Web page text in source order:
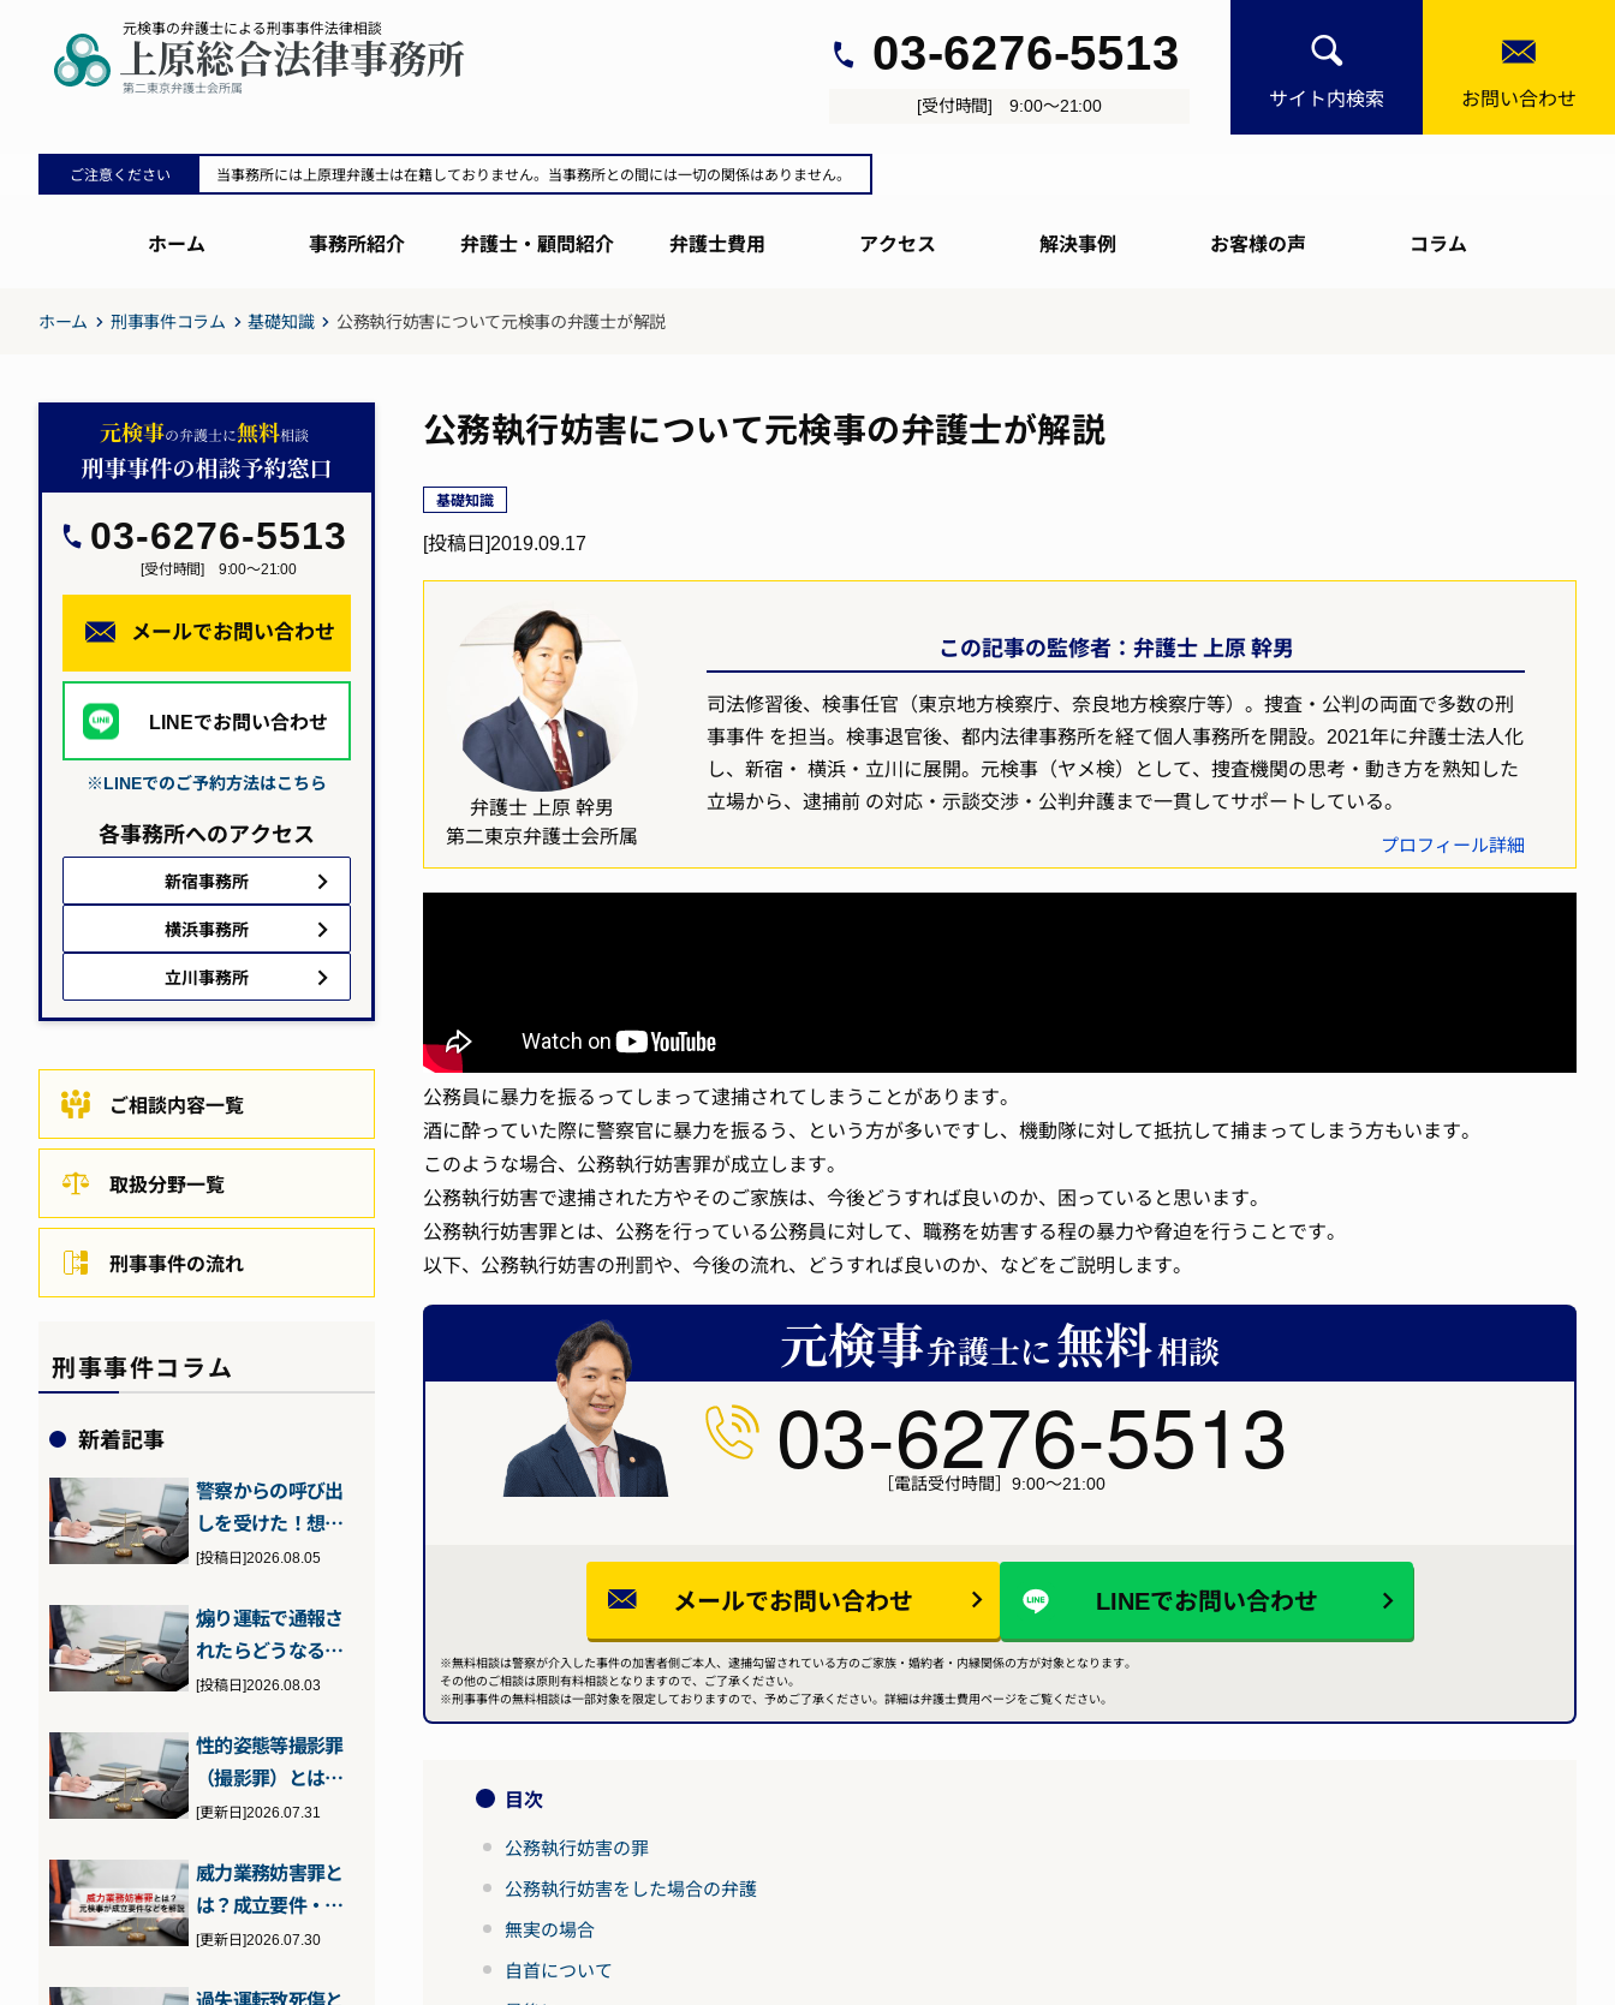
03-6276-5513
[受付時間] 9:00～21:00 サイト内検索 お問い合わせ
ご注意ください 当事務所には上原理弁護士は在籍しておりません。当事務所との間には一切の関係はありません。
ホーム 事務所紹介 弁護士・顧問紹介 弁護士費用 アクセス 解決事例 お客様の声 コラム
ホーム 刑事事件コラム 基礎知識 公務執行妨害について元検事の弁護士が解説
公務執行妨害について元検事の弁護士が解説
基礎知識
[投稿日]2019.09.17
弁護士 上原 幹男
第二東京弁護士会所属
この記事の監修者：弁護士 上原 幹男
司法修習後、検事任官（東京地方検察庁、奈良地方検察庁等）。捜査・公判の両面で多数の刑
事事件 を担当。検事退官後、都内法律事務所を経て個人事務所を開設。2021年に弁護士法人化
し、新宿・ 横浜・立川に展開。元検事（ヤメ検）として、捜査機関の思考・動き方を熟知した
立場から、逮捕前 の対応・示談交渉・公判弁護まで一貫してサポートしている。
プロフィール詳細
公務員に暴力を振るってしまって逮捕されてしまうことがあります。
酒に酔っていた際に警察官に暴力を振るう、という方が多いですし、機動隊に対して抵抗して捕まってしまう方もいます。
このような場合、公務執行妨害罪が成立します。
公務執行妨害で逮捕された方やそのご家族は、今後どうすれば良いのか、困っていると思います。
公務執行妨害罪とは、公務を行っている公務員に対して、職務を妨害する程の暴力や脅迫を行うことです。
以下、公務執行妨害の刑罰や、今後の流れ、どうすれば良いのか、などをご説明します。
03-6276-5513
［電話受付時間］9:00～21:00
メールでお問い合わせ LINEでお問い合わせ
※無料相談は警察が介入した事件の加害者側ご本人、逮捕勾留されている方のご家族・婚約者・内縁関係の方が対象となります。
その他のご相談は原則有料相談となりますので、ご了承ください。
※刑事事件の無料相談は一部対象を限定しておりますので、予めご了承ください。詳細は弁護士費用ページをご覧ください。
目次
公務執行妨害の罪
公務執行妨害をした場合の弁護
無実の場合
自首について
03-6276-5513
[受付時間] 9:00～21:00
メールでお問い合わせ
LINEでお問い合わせ
※LINEでのご予約方法はこちら
各事務所へのアクセス
新宿事務所
横浜事務所
立川事務所
ご相談内容一覧
取扱分野一覧
刑事事件の流れ
刑事事件コラム
新着記事
警察からの呼び出
しを受けた！想定
される理由や流
い…
[投稿日]2026.08.05
煽り運転で通報さ
れたらどうなる？
問われる罪と通報
[投稿日]2026.08.03
性的姿態等撮影罪
（撮影罪）とは？
性的姿態撮影等処
[更新日]2026.07.31
威力業務妨害罪と
は？成立要件・刑
罰・逮捕の可能性
[更新日]2026.07.30
過失運転致死傷と